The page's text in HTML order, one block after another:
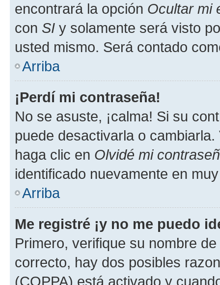
encontrará la opción Ocultar mi
con SI y solamente será visto
usted mismo. Será contado
Arriba
¡Perdí mi contraseña!
No se asuste, ¡calma! Si su
puede desactivarla o
haga clic en Olvidé mi
identificado nuevamente en
Arriba
Me registré ¡y no me puedo
Primero, verifique su nombre
correcto, hay dos posibles
(COPPA) está activado y